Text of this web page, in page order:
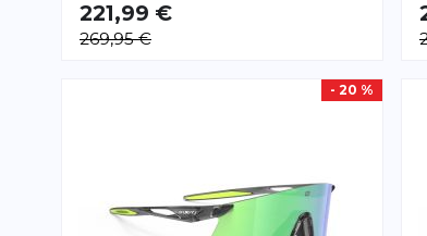
221,99 €
269,95 €
- 20 %